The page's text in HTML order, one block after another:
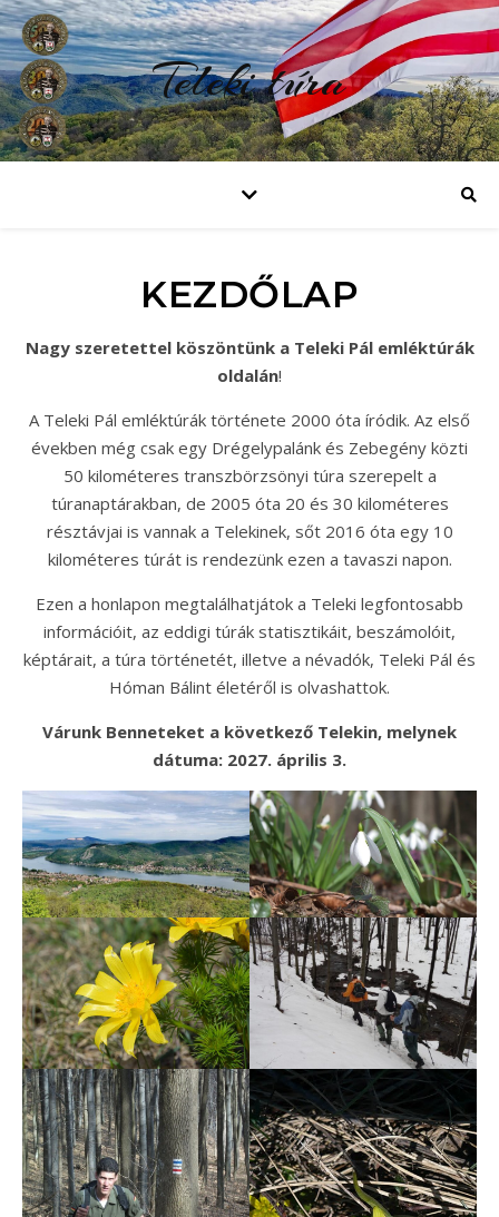
Teleki túra
KEZDŐLAP
Nagy szeretettel köszöntünk a Teleki Pál emléktúrák
oldalán!
A Teleki Pál emléktúrák története 2000 óta íródik. Az első
években még csak egy Drégelypalánk és Zebegény közti
50 kilométeres transzbörzsönyi túra szerepelt a
túranaptárakban, de 2005 óta 20 és 30 kilométeres
résztávjai is vannak a Telekinek, sőt 2016 óta egy 10
kilométeres túrát is rendezünk ezen a tavaszi napon.
Ezen a honlapon megtalálhatjátok a Teleki legfontosabb
információit, az eddigi túrák statisztikáit, beszámolóit,
képtárait, a túra történetét, illetve a névadók, Teleki Pál és
Hóman Bálint életéről is olvashattok.
Várunk Benneteket a következő Telekin, melynek
dátuma: 2027. április 3.